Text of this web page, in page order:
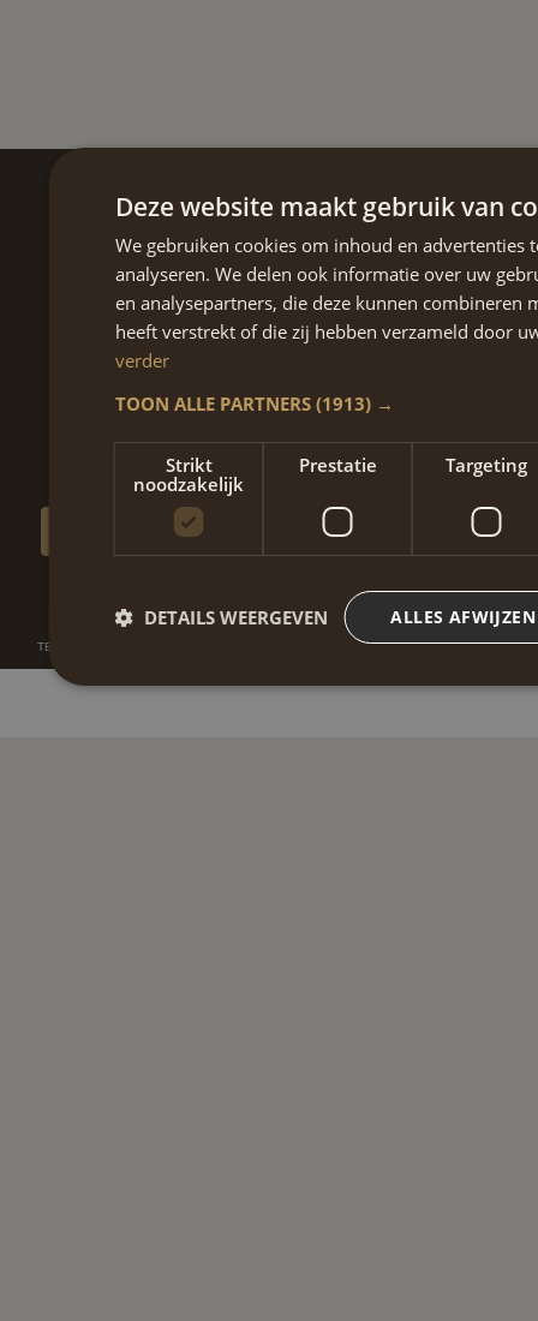
Contact
+31 6 47 60 61 28
afspraak@mdcwel.nl
MAASTRICHT
PLAN EEN AFSPRAAK
TEAM CONTACT WHATSAPP
Deze website maakt gebruik van
We gebruiken cookies om inhoud en advertenties
analyseren. We delen ook informatie over uw
en analysepartners, die deze kunnen combineren
heeft verstrekt of die zij hebben verzameld door
verder
TOON ALLE PARTNERS (1913) →
Strikt
noodzakelijk
Prestatie Targeting
ALLES AFWIJZEN
DETAILS WEERGEVEN